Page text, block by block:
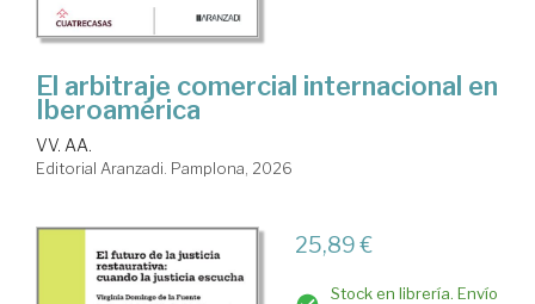
El arbitraje comercial internacional en
Iberoamérica
VV. AA.
Editorial Aranzadi. Pamplona, 2026
25,89 €
Stock en librería. Envío